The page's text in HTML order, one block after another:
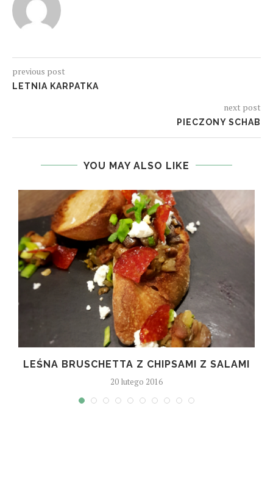
previous post
LETNIA KARPATKA
next post
PIECZONY SCHAB
YOU MAY ALSO LIKE
LEŚNA BRUSCHETTA Z CHIPSAMI Z SALAMI
20 lutego 2016